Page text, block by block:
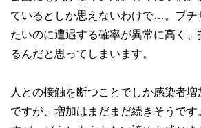
ているとしか思えないわけで…。プチ
たいのに遭遇する確率が異常に高く
るんだと思ってしまいます。
人との接触を断つことでしか感染者
ですが、増加はまだまだ続きそうで